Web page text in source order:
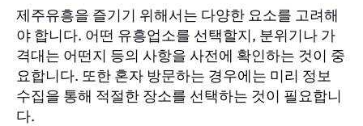
제주유흥을 즐기기 위해서는 다양한 요소를 고려해
야 합니다. 어떤 유흥업소를 선택할지, 분위기나 가
격대는 어떤지 등의 사항을 사전에 확인하는 것이 중
요합니다. 또한 혼자 방문하는 경우에는 미리 정보
수집을 통해 적절한 장소를 선택하는 것이 필요합니
다.